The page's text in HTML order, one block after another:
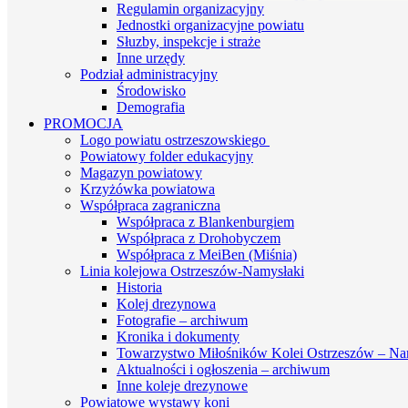
Regulamin organizacyjny
Jednostki organizacyjne powiatu
Słuzby, inspekcje i straże
Inne urzędy
Podział administracyjny
Środowisko
Demografia
PROMOCJA
Logo powiatu ostrzeszowskiego
Powiatowy folder edukacyjny
Magazyn powiatowy
Krzyżówka powiatowa
Współpraca zagraniczna
Współpraca z Blankenburgiem
Współpraca z Drohobyczem
Współpraca z MeiBen (Miśnia)
Linia kolejowa Ostrzeszów-Namysłaki
Historia
Kolej drezynowa
Fotografie – archiwum
Kronika i dokumenty
Towarzystwo Miłośników Kolei Ostrzeszów –
Aktualności i ogłoszenia – archiwum
Inne koleje drezynowe
Powiatowe wystawy koni